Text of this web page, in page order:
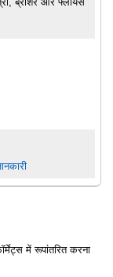
में रूपांतरित करना